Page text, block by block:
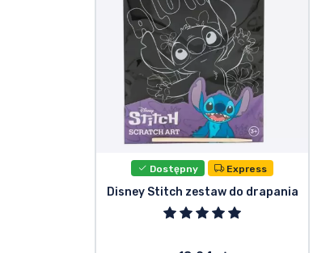
Dostępny Express
Disney Stitch zestaw do drapania